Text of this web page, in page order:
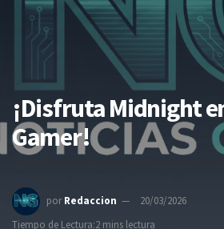
¡Disfruta Midnight
Gamer!
por Redaccion
20/03/2026
Tiempo de Lectura:2 mins lectura